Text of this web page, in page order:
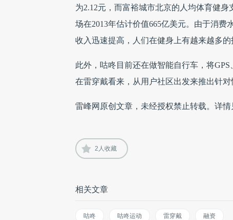
为2.12元，而富裕城市北京的人均体育健
场在2013年估计价值665亿美元。由于消
收入迅速提高，人们在健身上有越来越多的
此外，咕咚目前还在做智能自行车，将
在雷穿戴看来，从用户社区出发来推出针
雷峰网原创文章，未经授权禁止转载。详情
2 人收藏
相关文章
咕咚 咕咚运动 雷穿戴 融资